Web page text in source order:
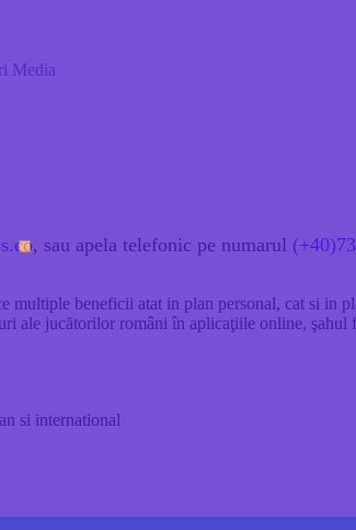
Media
, sau apela telefonic pe numarul
multiple beneficii atat in plan personal, cat si in
ale jucătorilor români în aplicaţiile online, şahul
si international